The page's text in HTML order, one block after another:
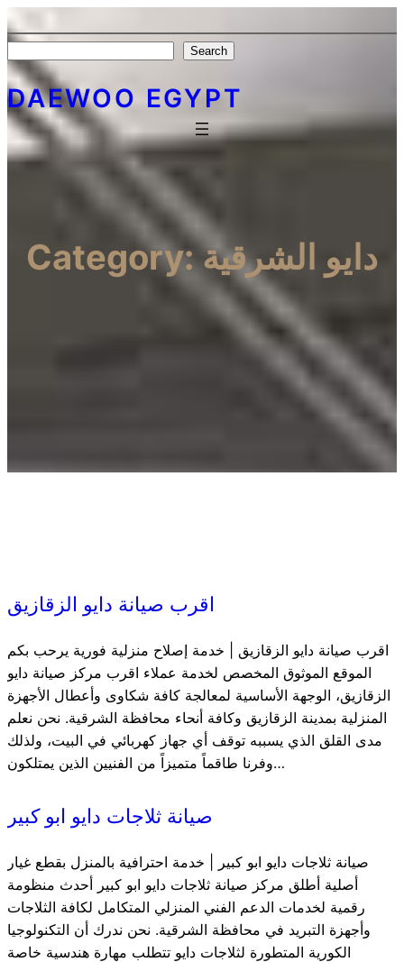
Search
DAEWOO EGYPT
Category:دايو الشرقية
اقرب صيانة دايو الزقازيق
اقرب صيانة دايو الزقازيق | خدمة إصلاح منزلية فورية يرحب بكم
الموقع الموثوق المخصص لخدمة عملاء اقرب مركز صيانة دايو
الزقازيق، الوجهة الأساسية لمعالجة كافة شكاوى وأعطال الأجهزة
المنزلية بمدينة الزقازيق وكافة أنحاء محافظة الشرقية. نحن نعلم
مدى القلق الذي يسببه توقف أي جهاز كهربائي في البيت، ولذلك
وفرنا طاقماً متميزاً من الفنيين الذين يمتلكون…
صيانة ثلاجات دايو ابو كبير
صيانة ثلاجات دايو ابو كبير | خدمة احترافية بالمنزل بقطع غيار
أصلية أطلق مركز صيانة ثلاجات دايو ابو كبير أحدث منظومة
رقمية لخدمات الدعم الفني المنزلي المتكامل لكافة الثلاجات
وأجهزة التبريد في محافظة الشرقية. نحن ندرك أن التكنولوجيا
الكورية المتطورة لثلاجات دايو تتطلب مهارة هندسية خاصة